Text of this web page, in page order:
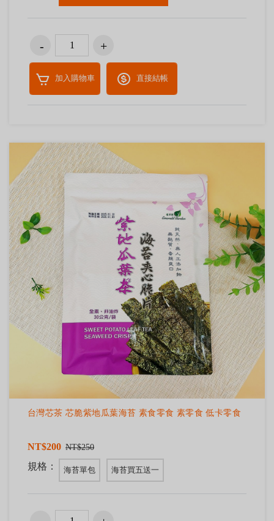
加入購物車 直接結帳
台灣芯茶 芯脆紫地瓜葉海苔 素食零食 素零食 低卡零食
NT$200 NT$250
規格： 海苔單包 海苔買五送一